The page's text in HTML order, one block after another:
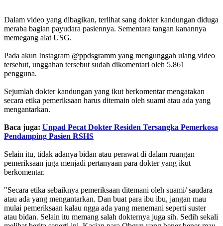
Dalam video yang dibagikan, terlihat sang dokter kandungan diduga
meraba bagian payudara pasiennya. Sementara tangan kanannya
memegang alat USG.
Pada akun Instagram @ppdsgramm yang mengunggah ulang video
tersebut, unggahan tersebut sudah dikomentari oleh 5.861
pengguna.
Sejumlah dokter kandungan yang ikut berkomentar mengatakan
secara etika pemeriksaan harus ditemain oleh suami atau ada yang
mengantarkan.
Baca juga: Unpad Pecat Dokter Residen Tersangka Pemerkosa
Pendamping Pasien RSHS
Selain itu, tidak adanya bidan atau perawat di dalam ruangan
pemeriksaan juga menjadi pertanyaan para dokter yang ikut
berkomentar.
"Secara etika sebaiknya pemeriksaan ditemani oleh suami/ saudara
atau ada yang mengantarkan. Dan buat para ibu ibu, jangan mau
mulai pemeriksaan kalau ngga ada yang menemani seperti suster
atau bidan. Selain itu memang salah dokternya juga sih. Sedih sekali